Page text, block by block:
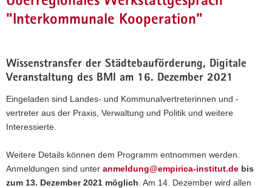
"Interkommunale Kooperation"
Wissenstransfer der Städtebauförderung, Digitale
Veranstaltung des BMI am 16. Dezember 2021
Eingeladen sind Landes- und Kommunalvertreterinnen und -
vertreter aus der Praxis, Verwaltung und Politik und weitere
Interessierte.
Weitere Details können dem Programm entnommen werden.
Anmeldungen sind unter anmeldung@empirica-institut.de bis
zum 13. Dezember 2021 möglich . Am 14. Dezember wird allen